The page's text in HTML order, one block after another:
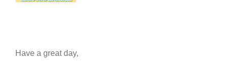
Have a great day,